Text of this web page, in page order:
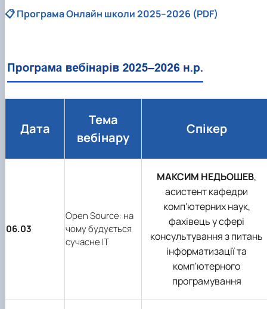
📋 Програма Онлайн школи 2025–2026 (PDF)
Дата
Тема
вебінару
Спікер
06.03
Open Source: на
чому будується
сучасне ІТ
МАКСИМ НЕДЬОШЕВ,
асистент кафедри
комп'ютерних наук,
фахівець у сфері
консультування з питань
інформатизації та
комп'ютерного
програмування